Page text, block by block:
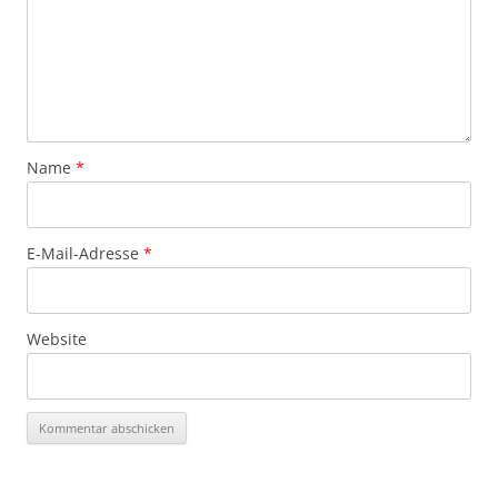
Name *
E-Mail-Adresse *
Website